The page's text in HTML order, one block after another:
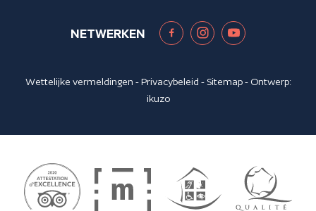
NETWERKEN
Wettelijke vermeldingen -Privacybeleid - Sitemap- Ontwerp:
ikuzo